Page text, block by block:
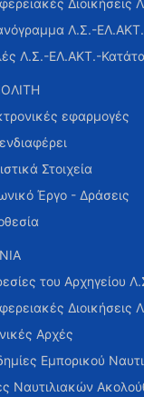
Διοικήσεις
Λ.Σ.-ΕΛ.ΑΚΤ.
Λ.Σ.-ΕΛ.ΑΚΤ.-
εφαρμογές
Στοιχεία
Έργο - Δράσεις
του Αρχηγείου
Διοικήσεις
Αρχές
Εμπορικού
Ναυτιλιακών